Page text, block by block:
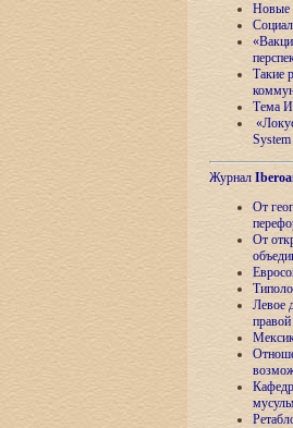
Новые
Такие
Тема
Журнал
От
От
Левое